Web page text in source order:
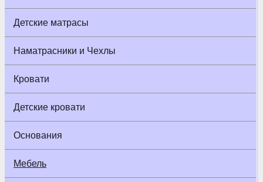
Детские матрасы
Наматрасники и Чехлы
Кровати
Детские кровати
Основания
Мебель